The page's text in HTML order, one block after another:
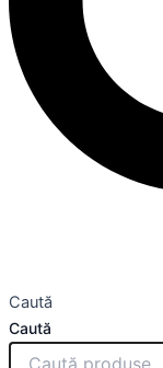
Caută
Caută